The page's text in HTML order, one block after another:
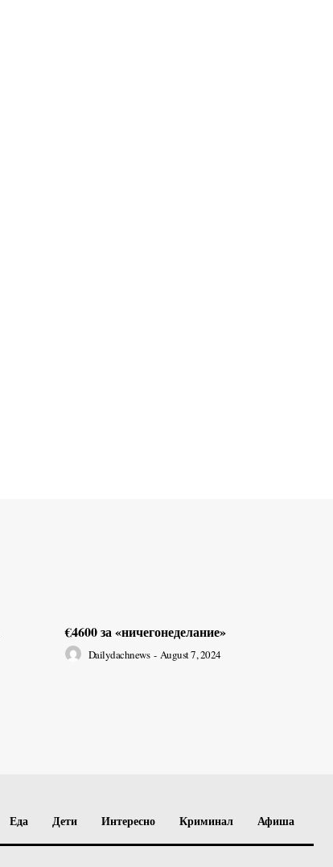
€4600 за «ничегонеделание»
Dailydachnews - August 7, 2024
Еда Дети Интересно Криминал Афиша